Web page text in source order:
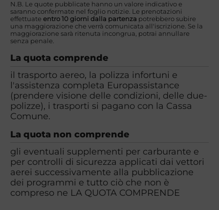
N.B. Le quote pubblicate hanno un valore indicativo e
saranno confermate nel foglio notizie. Le prenotazioni
effettuate entro 10 giorni dalla partenza potrebbero subire
una maggiorazione che verrà comunicata all'iscrizione. Se la
maggiorazione sarà ritenuta incongrua, potrai annullare
senza penale.
La quota comprende
il trasporto aereo, la polizza infortuni e
l'assistenza completa Europassistance
(prendere visione delle condizioni, delle due-
polizze), i trasporti si pagano con la Cassa
Comune.
La quota non comprende
gli eventuali supplementi per carburante e
per controlli di sicurezza applicati dai vettori
aerei successivamente alla pubblicazione
dei programmi e tutto ciò che non è
compreso ne LA QUOTA COMPRENDE